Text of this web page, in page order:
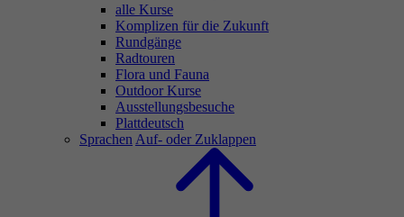
alle Kurse
Komplizen für die Zukunft
Rundgänge
Radtouren
Flora und Fauna
Outdoor Kurse
Ausstellungsbesuche
Plattdeutsch
Sprachen Auf- oder Zuklappen